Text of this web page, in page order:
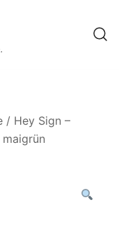
Website
/ Hey Sign –